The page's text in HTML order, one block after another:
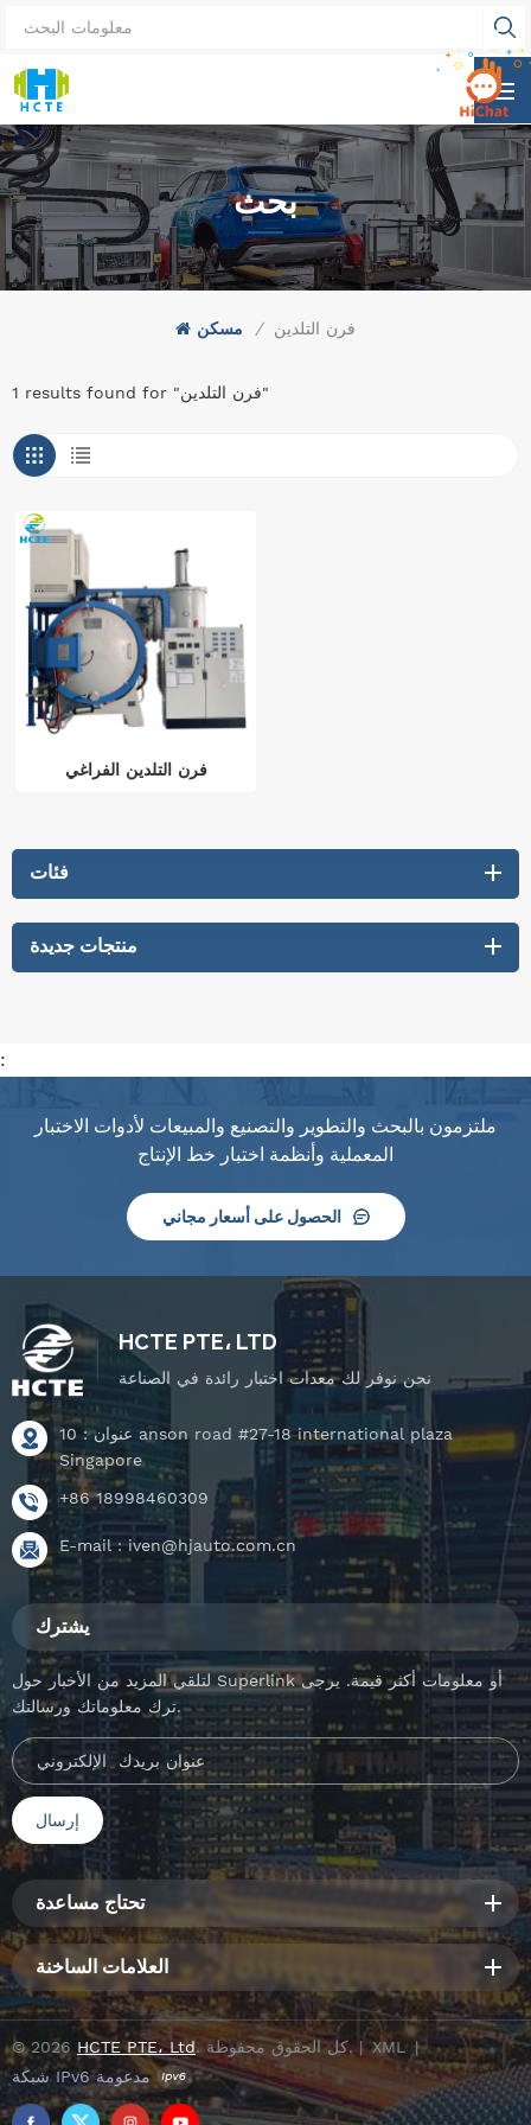
بحث
مسكن / فرن التلدين
1 results found for "فرن التلدين"
فرن التلدين الفراغي
فئات
منتجات جديدة
:
ملتزمون بالبحث والتطوير والتصنيع والمبيعات لأدوات الاختبار
المعملية وأنظمة اختبار خط الإنتاج
الحصول على أسعار مجاني
HCTE PTE، LTD
نحن نوفر لك معدات اختبار رائدة في الصناعة
عنوان : 10 anson road #27-18 international plaza
Singapore
+86 18998460309
E-mail :iven@hjauto.com.cn
يشترك
لتلقي المزيد من الأخبار حول Superlink أو معلومات أكثر قيمة. يرجى
ترك معلوماتك ورسالتك.
تحتاج مساعدة
العلامات الساخنة
© 2026 HCTE PTE، Ltd . كل الحقوق محفوظة. | XML
|
شبكة IPv6 مدعومة